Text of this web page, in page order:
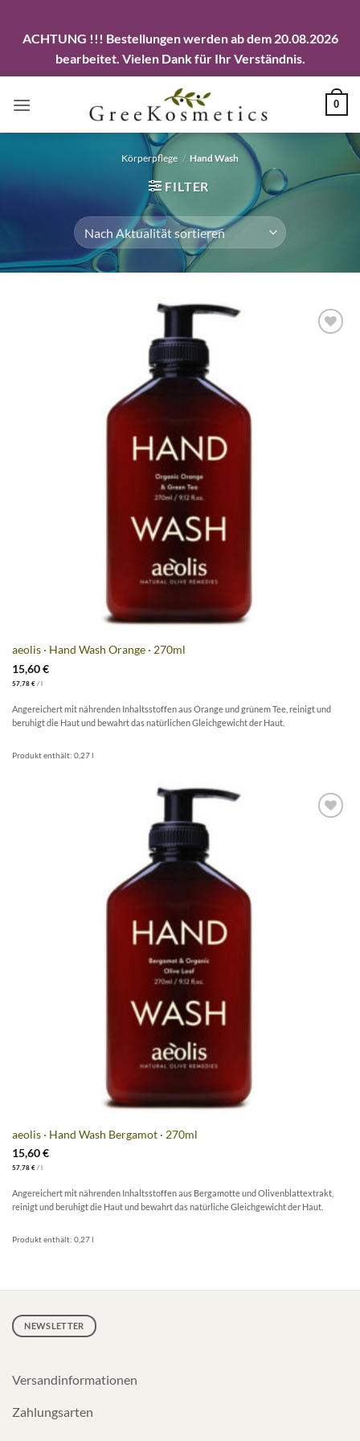
ACHTUNG !!! Bestellungen werden ab dem 20.08.2026
bearbeitet. Vielen Dank für Ihr Verständnis.
Inhalt
0
Körperpflege / Hand Wash
FILTER
aeolis · Hand Wash Orange · 270ml
15,60€
57,78 €/ l
Angereichert mit nährenden Inhaltsstoffen aus Orange und grünem Tee, reinigt und
beruhigt die Haut und bewahrt das natürlichen Gleichgewicht der Haut.
Produkt enthält: 0,27l
aeolis · Hand Wash Bergamot · 270ml
15,60€
57,78 €/ l
Angereichert mit nährenden Inhaltsstoffen aus Bergamotte und Olivenblattextrakt,
reinigt und beruhigt die Haut und bewahrt das natürliche Gleichgewicht der Haut.
Produkt enthält: 0,27l
NEWSLETTER
Versandinformationen
Zahlungsarten